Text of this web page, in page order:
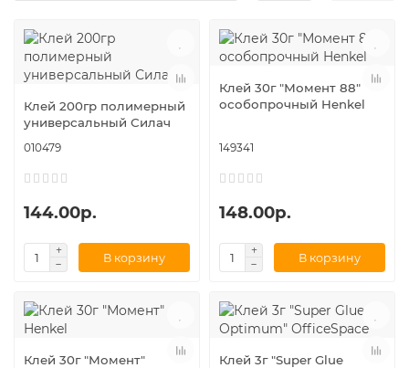
Клей 200гр полимерный
универсальный Силач
010479
144.00р.
В корзину
Клей 30г "Момент 88"
особопрочный Henkel
149341
148.00р.
В корзину
Клей 30г "Момент"
Клей 3г "Super Glue